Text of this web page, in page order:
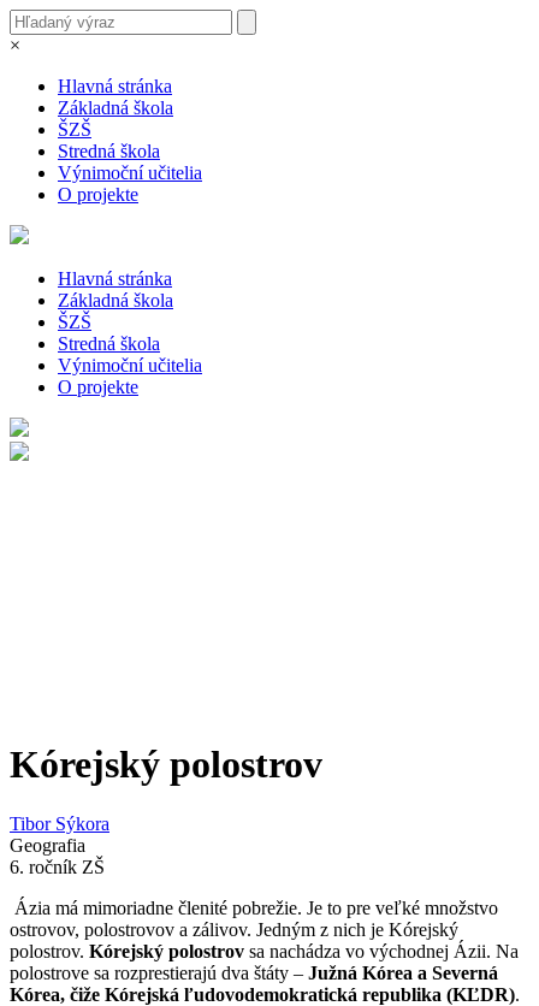
×
Hlavná stránka
Základná škola
ŠZŠ
Stredná škola
Výnimoční učitelia
O projekte
Hlavná stránka
Základná škola
ŠZŠ
Stredná škola
Výnimoční učitelia
O projekte
Kórejský polostrov
Tibor Sýkora
Geografia
6. ročník ZŠ
Ázia má mimoriadne členité pobrežie. Je to pre veľké množstvo
ostrovov, polostrovov a zálivov. Jedným z nich je Kórejský
polostrov. Kórejský polostrov sa nachádza vo východnej Ázii. Na
polostrove sa rozprestierajú dva štáty – Južná Kórea a Severná
Kórea, čiže Kórejská ľudovodemokratická republika (KĽDR).